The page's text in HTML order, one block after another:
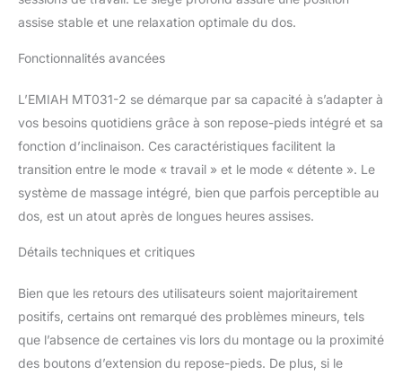
fauteuil répond à tous
vos besoins en matière
ou une chaise de bureau
à dossier haut Cuir
durable：Notre fauteuil
de bureau électrique de
direction est doté d'un
matériau révolutionnaire :
le cuir durable. Il se
nombreux fauteuils de
cuir PU ordinaire. Ce
mélange de cuir contient
20 % de cuir véritable
associé à des
composants durables.
assise stable et une relaxation optimale du dos.
Fonctionnalités avancées
L’EMIAH MT031-2 se démarque par sa capacité à s’adapter à
vos besoins quotidiens grâce à son repose-pieds intégré et sa
fonction d’inclinaison. Ces caractéristiques facilitent la
transition entre le mode « travail » et le mode « détente ». Le
système de massage intégré, bien que parfois perceptible au
dos, est un atout après de longues heures assises.
Détails techniques et critiques
Bien que les retours des utilisateurs soient majoritairement
positifs, certains ont remarqué des problèmes mineurs, tels
que l’absence de certaines vis lors du montage ou la proximité
des boutons d’extension du repose-pieds. De plus, si le